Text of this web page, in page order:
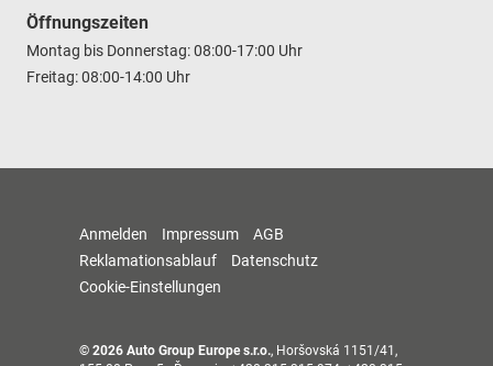
Öffnungszeiten
Montag bis Donnerstag: 08:00-17:00 Uhr
Freitag: 08:00-14:00 Uhr
Anmelden Impressum
AGB
Reklamationsablauf
Datenschutz
Cookie-Einstellungen
© 2026 Auto Group Europe s.r.o., Horšovská 1151/41 ,